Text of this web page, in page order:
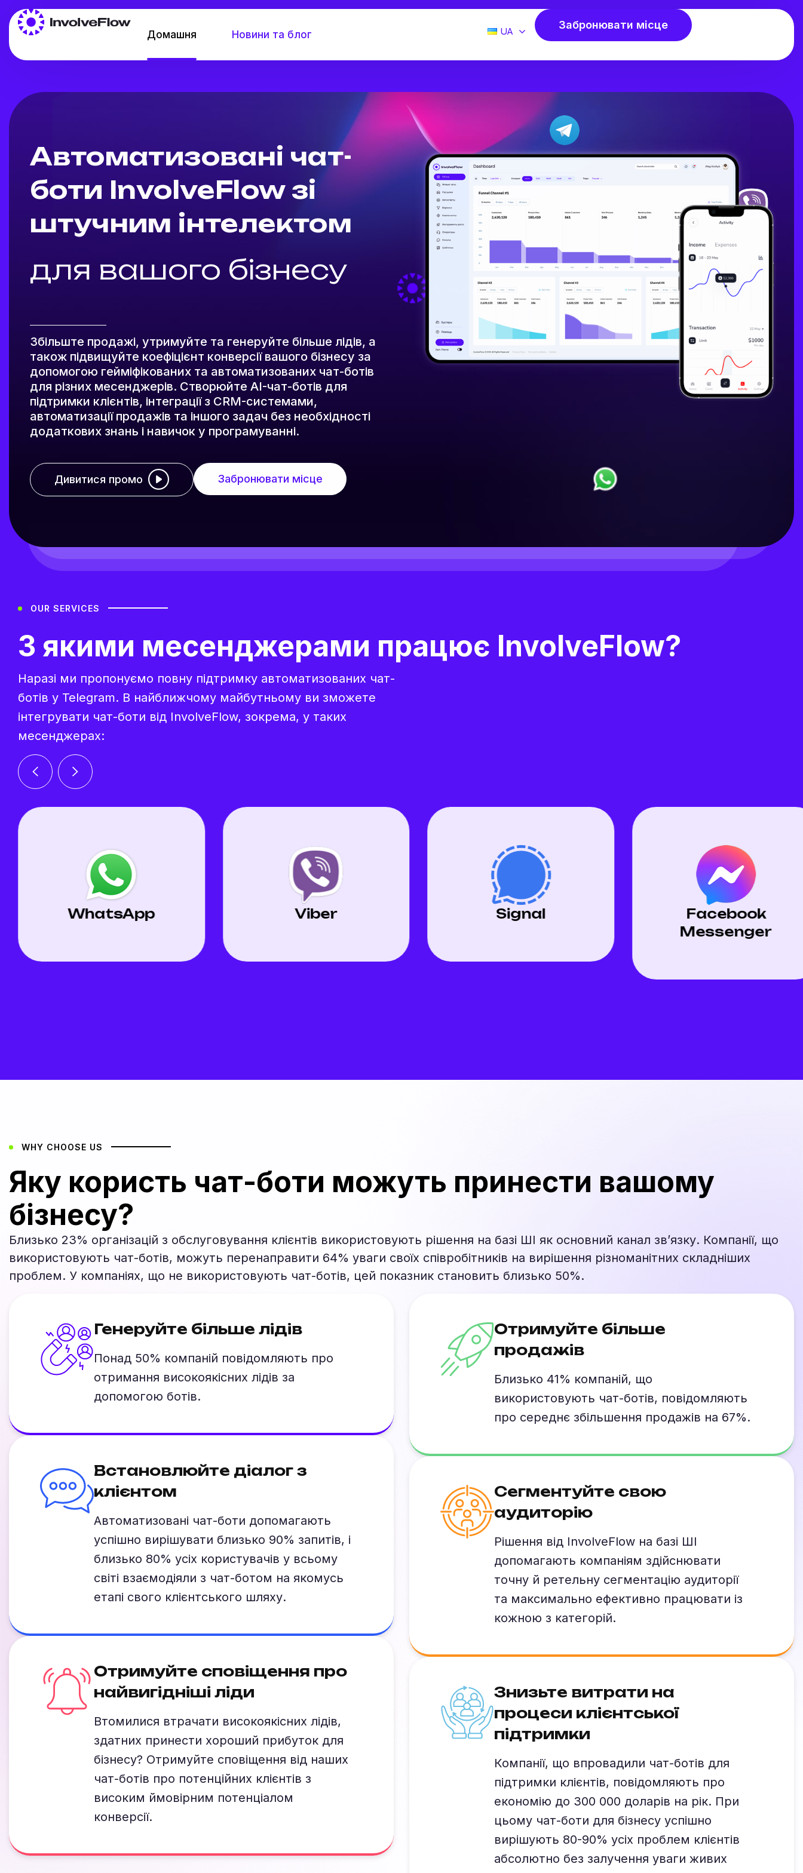
Домашня Новини та блог UA
Забронювати місце
Автоматизовані чат-
боти InvolveFlow зі
штучним інтелектом
для вашого бізнесу
Збільште продажі, утримуйте та генеруйте більше лідів, а
також підвищуйте коефіцієнт конверсії вашого бізнесу за
допомогою гейміфікованих та автоматизованих чат-ботів
для різних месенджерів. Створюйте AI-чат-ботів для
підтримки клієнтів, інтеграції з CRM-системами,
автоматизації продажів та іншого задач без необхідності
додаткових знань і навичок у програмуванні.
Дивитися промо Забронювати місце
OUR SERVICES
З якими месенджерами працює InvolveFlow?
Наразі ми пропонуємо повну підтримку автоматизованих чат-
ботів у Telegram. В найближчому майбутньому ви зможете
інтегрувати чат-боти від InvolveFlow, зокрема, у таких
месенджерах:
Viber Signal
Facebook
Instagram
Direct
WHY CHOOSE US
Яку користь чат-боти можуть принести вашому
бізнесу?
Близько 23% організацій з обслуговування клієнтів використовують рішення на базі ШІ як основний канал зв’язку. Компанії, що
використовують чат-ботів, можуть перенаправити 64% уваги своїх співробітників на вирішення різноманітних складніших
проблем. У компаніях, що не використовують чат-ботів, цей показник становить близько 50%.
Генеруйте більше лідів
Понад 50% компаній повідомляють про
отримання високоякісних лідів за
допомогою ботів.
Встановлюйте діалог з
клієнтом
Автоматизовані чат-боти допомагають
успішно вирішувати близько 90% запитів, і
близько 80% усіх користувачів у всьому
світі взаємодіяли з чат-ботом на якомусь
етапі свого клієнтського шляху.
Отримуйте сповіщення про
найвигідніші ліди
Втомилися втрачати високоякісних лідів,
здатних принести хороший прибуток для
бізнесу? Отримуйте сповіщення від наших
чат-ботів про потенційних клієнтів з
високим ймовірним потенціалом
конверсії.
Отримуйте більше
продажів
Близько 41% компаній, що
використовують чат-ботів, повідомляють
про середнє збільшення продажів на 67%.
Сегментуйте свою
аудиторію
Рішення від InvolveFlow на базі ШІ
допомагають компаніям здійснювати
точну й ретельну сегментацію аудиторії
та максимально ефективно працювати із
кожною з категорій.
Знизьте витрати на
процеси клієнтської
підтримки
Компанії, що впровадили чат-ботів для
підтримки клієнтів, повідомляють про
економію до 300 000 доларів на рік. При
цьому чат-боти для бізнесу успішно
вирішують 80-90% усіх проблем клієнтів
абсолютно без залучення уваги живих